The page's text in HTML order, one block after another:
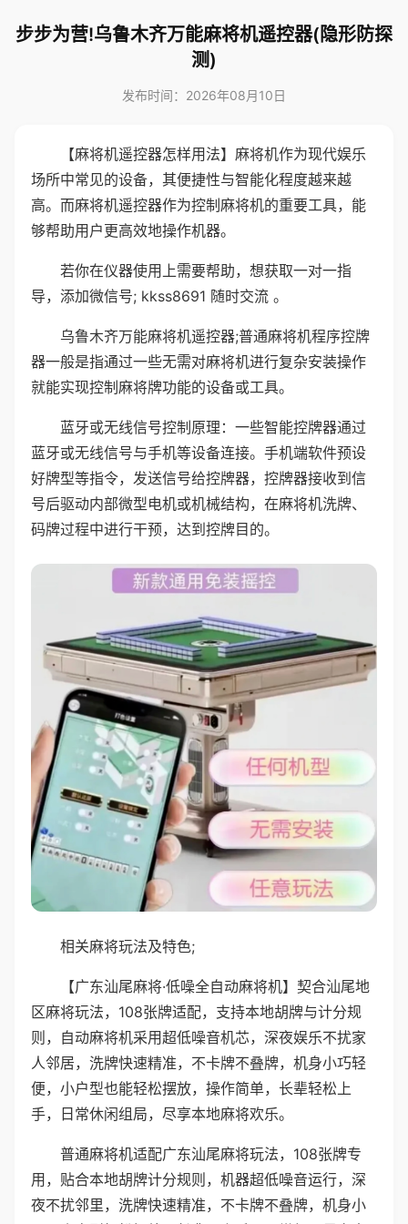
步步为营!乌鲁木齐万能麻将机遥控器(隐形防探
测)
发布时间：2026年08月10日
【麻将机遥控器怎样用法】麻将机作为现代娱乐
场所中常见的设备，其便捷性与智能化程度越来越
高。而麻将机遥控器作为控制麻将机的重要工具，能
够帮助用户更高效地操作机器。
若你在仪器使用上需要帮助，想获取一对一指
导，添加微信号; kkss8691 随时交流 。
乌鲁木齐万能麻将机遥控器;普通麻将机程序控牌
器一般是指通过一些无需对麻将机进行复杂安装操作
就能实现控制麻将牌功能的设备或工具。
蓝牙或无线信号控制原理：一些智能控牌器通过
蓝牙或无线信号与手机等设备连接。手机端软件预设
好牌型等指令，发送信号给控牌器，控牌器接收到信
号后驱动内部微型电机或机械结构，在麻将机洗牌、
码牌过程中进行干预，达到控牌目的。
相关麻将玩法及特色;
【广东汕尾麻将·低噪全自动麻将机】契合汕尾地
区麻将玩法，108张牌适配，支持本地胡牌与计分规
则，自动麻将机采用超低噪音机芯，深夜娱乐不扰家
人邻居，洗牌快速精准，不卡牌不叠牌，机身小巧轻
便，小户型也能轻松摆放，操作简单，长辈轻松上
手，日常休闲组局，尽享本地麻将欢乐。
普通麻将机适配广东汕尾麻将玩法，108张牌专
用，贴合本地胡牌计分规则，机器超低噪音运行，深
夜不扰邻里，洗牌快速精准，不卡牌不叠牌，机身小